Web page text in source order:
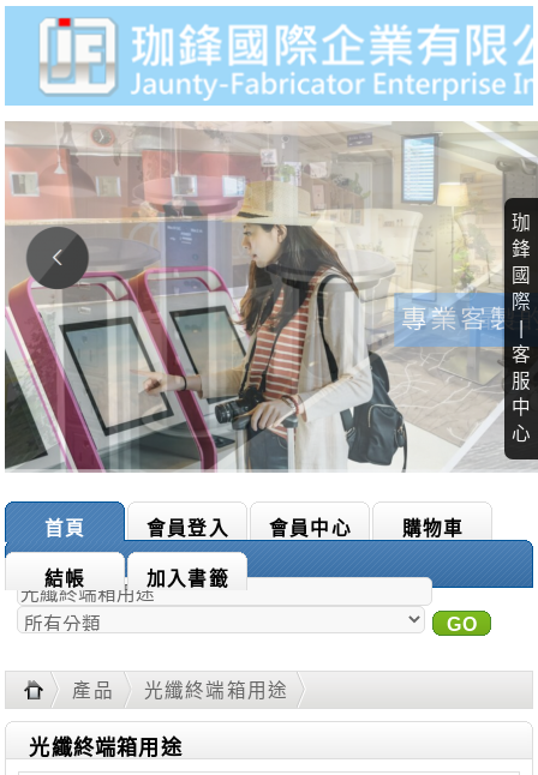
珈
鋒
國
際
|
客
服
中
心
首頁 會員登入 會員中心 購物車
結帳 加入書籤
商品搜尋：
GO
產品
光纖終端箱用途
光纖終端箱用途